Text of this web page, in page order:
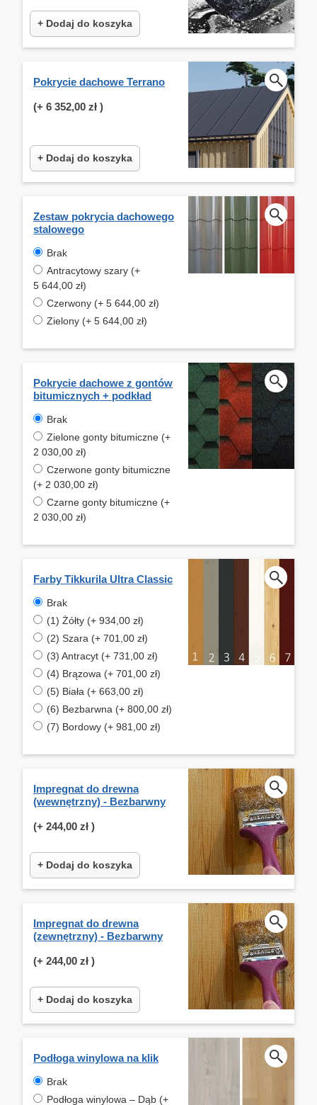
+ Dodaj do koszyka
Pokrycie dachowe Terrano
(+ 6 352,00 zł )
+ Dodaj do koszyka
Zestaw pokrycia dachowego
stalowego
Brak
Antracytowy szary (+
5 644,00 zł)
Czerwony (+ 5 644,00 zł)
Zielony (+ 5 644,00 zł)
Pokrycie dachowe z gontów
bitumicznych + podkład
Brak
Zielone gonty bitumiczne (+
2 030,00 zł)
Czerwone gonty bitumiczne
(+ 2 030,00 zł)
Czarne gonty bitumiczne (+
2 030,00 zł)
Farby Tikkurila Ultra Classic
Brak
(1) Żółty (+ 934,00 zł)
(2) Szara (+ 701,00 zł)
(3) Antracyt (+ 731,00 zł)
(4) Brązowa (+ 701,00 zł)
(5) Biała (+ 663,00 zł)
(6) Bezbarwna (+ 800,00 zł)
(7) Bordowy (+ 981,00 zł)
Impregnat do drewna
(wewnętrzny) - Bezbarwny
(+ 244,00 zł )
+ Dodaj do koszyka
Impregnat do drewna
(zewnętrzny) - Bezbarwny
(+ 244,00 zł )
+ Dodaj do koszyka
Podłoga winylowa na klik
Brak
Podłoga winylowa – Dąb (+